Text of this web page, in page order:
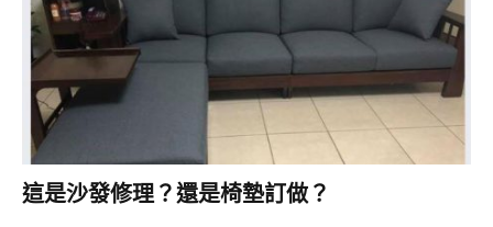
這是沙發修理？還是椅墊訂做？